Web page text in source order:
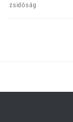
zsidóság